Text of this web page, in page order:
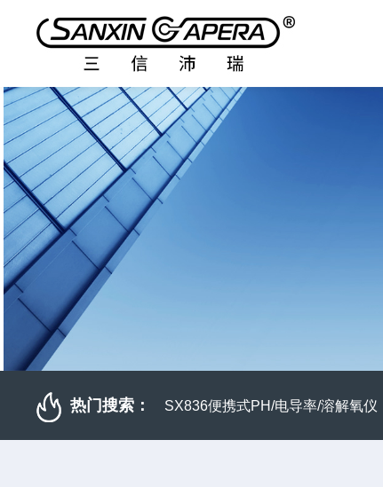
热门搜索： SX836便携式PH/电导率/溶解氧仪